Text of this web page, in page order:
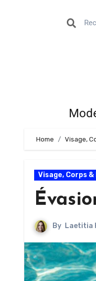
Home Visage,
Visage, Corps &
By Laetitia